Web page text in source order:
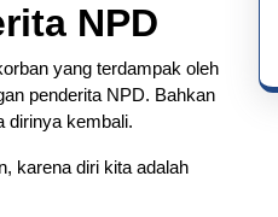
NPD
yang terdampak oleh
penderita NPD. Bahkan
dirinya kembali.
karena diri kita adalah